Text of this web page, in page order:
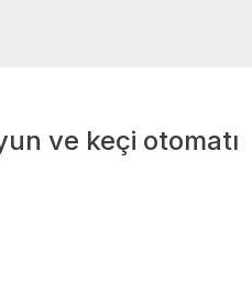
ve keçi otomatı